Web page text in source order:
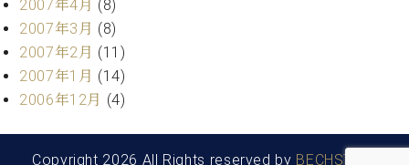
2007年4月 (8)
2007年3月 (8)
2007年2月 (11)
2007年1月 (14)
2006年12月 (4)
Copyright 2026 All Rights reserved by BECHSTEIN